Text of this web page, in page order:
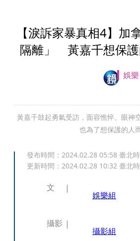
【淚訴家暴真相4】加
隔離」 黃嘉千想保護
娛樂
黃嘉千鼓起勇氣受訪，面容憔悴、眼神
也為了想保護的人
發布時間： 2024.02.28 05:58 臺北
更新時間： 2024.02.28 10:32 臺北
文
娛樂組
攝影
攝影組